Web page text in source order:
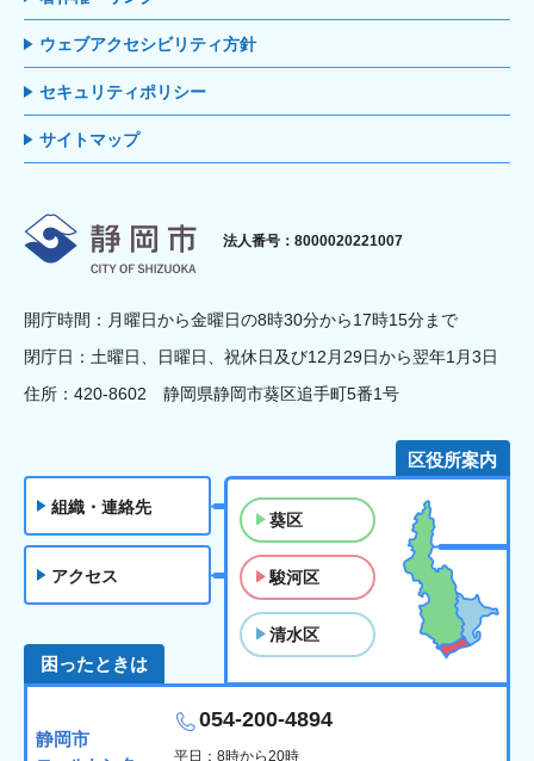
ウェブアクセシビリティ方針
セキュリティポリシー
サイトマップ
静岡市
法人番号：8000020221007
開庁時間：月曜日から金曜日の8時30分から17時15分まで
閉庁日：土曜日、日曜日、祝休日及び12月29日から翌年1月3日
住所：420-8602 静岡県静岡市葵区追手町5番1号
組織・連絡先
アクセス
区役所案内
葵区
駿河区
清水区
困ったときは
静岡市
054-200-4894
平日：8時から20時